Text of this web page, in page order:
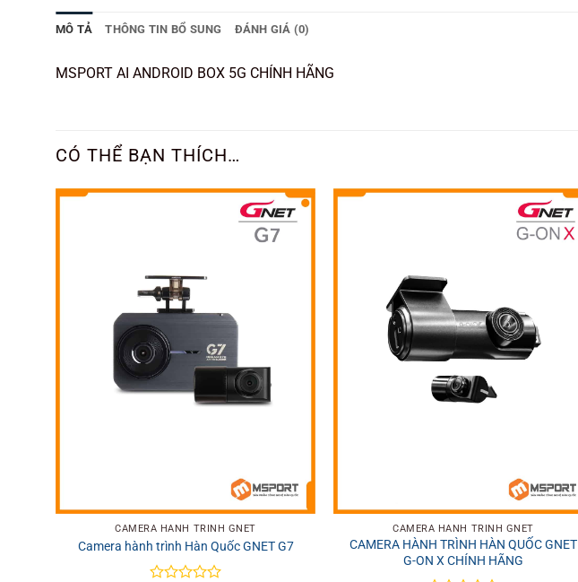
MÔ TẢ THÔNG TIN BỔ SUNG ĐÁNH GIÁ (0)
MSPORT AI ANDROID BOX 5G CHÍNH HÃNG
CÓ THỂ BẠN THÍCH…
CAMERA HÀNH TRÌNH GNET
Camera hành trình Hàn Quốc GNET G7
CAMERA HÀNH TRÌNH GNET
CAMERA HÀNH TRÌNH HÀN QUỐC GNET
G-ON X CHÍNH HÃNG